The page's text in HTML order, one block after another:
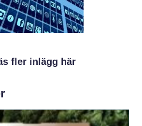
fler inlägg här